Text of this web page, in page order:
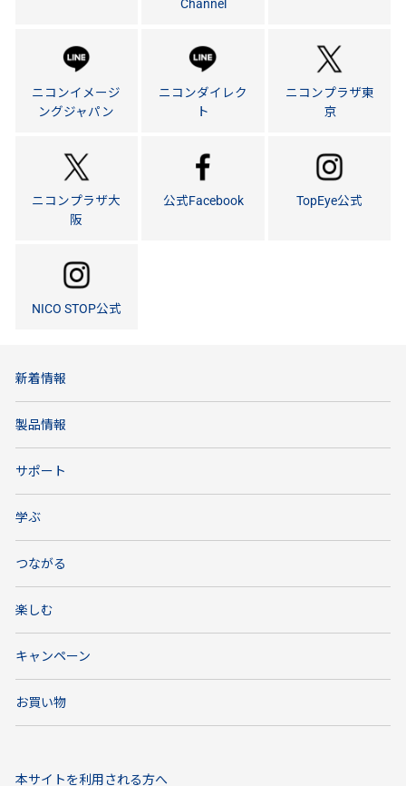
Channel
ニコンイメージ
ングジャパン
ニコンダイレク
ト
ニコンプラザ東
京
ニコンプラザ大
阪
公式Facebook TopEye公式
NICO STOP公式
新着情報
製品情報
サポート
学ぶ
つながる
楽しむ
キャンペーン
お買い物
本サイトを利用される方へ